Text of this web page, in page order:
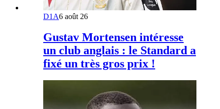
D1A6 août 26
Gustav Mortensen intéresse
un club anglais : le Standard a
fixé un très gros prix !